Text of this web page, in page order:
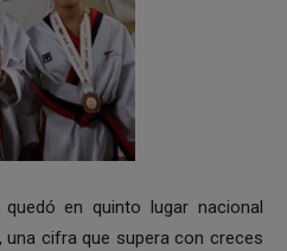
en quinto lugar nacional
cifra que supera con creces